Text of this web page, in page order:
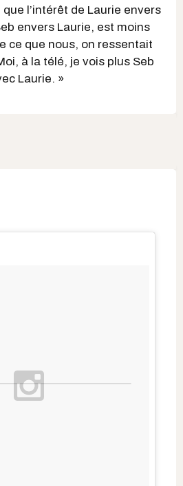
l’intérêt de Laurie envers
envers Laurie, est moins
ce que nous, on ressentait
à la télé, je vois plus Seb
Laurie. »